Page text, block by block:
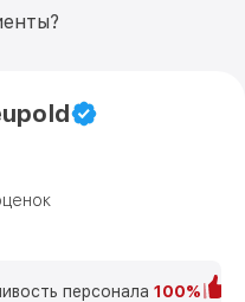
персонала 100%